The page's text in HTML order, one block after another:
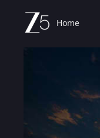
Home